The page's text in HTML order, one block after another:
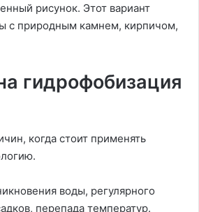
рисунок. Этот вариант
с природным камнем, кирпичом,
гидрофобизация
когда стоит применять
воды, регулярного
перепада температур.